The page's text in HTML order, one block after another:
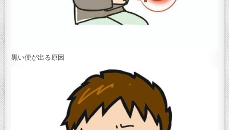
黒い便が出る原因